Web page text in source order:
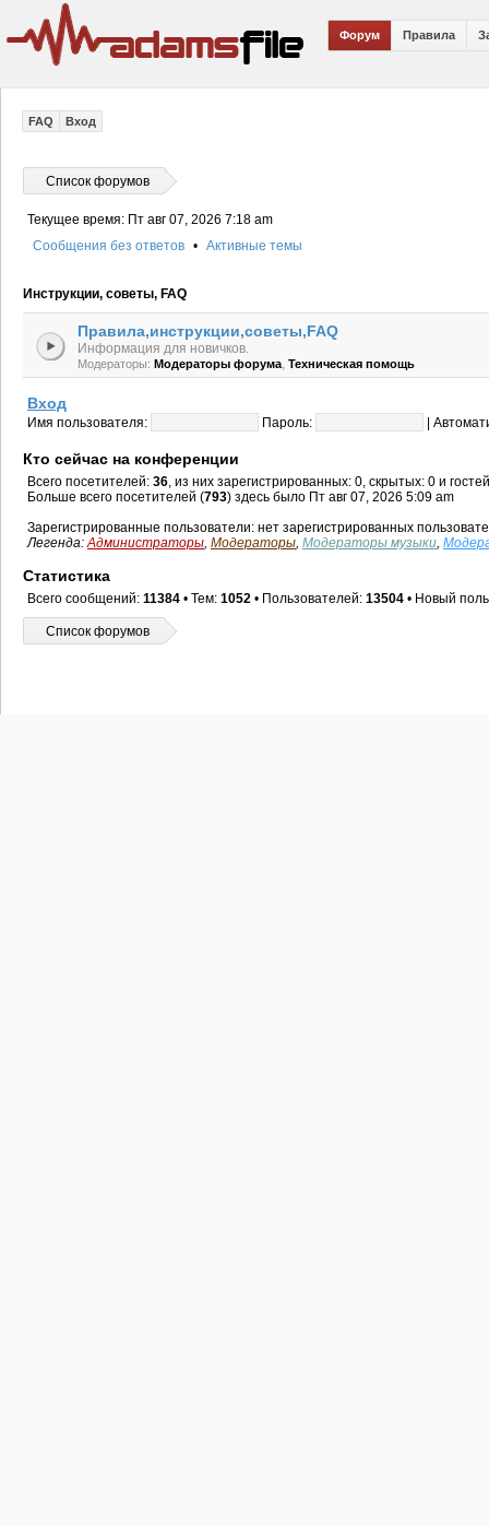
Форум Правила
FAQ Вход
Список форумов
Текущее время: Пт авг 07, 2026 7:18 am
Сообщения без ответов • Активные темы
Инструкции, советы, FAQ
Правила,инструкции,советы,FAQ
Информация для новичков.
Модераторы: Модераторы форума, Техническая помощь
Вход
Имя пользователя: Пароль:
Кто сейчас на конференции
Всего посетителей: 36, из них зарегистрированных: 0, скрытых: 0 и
Больше всего посетителей (793) здесь было Пт авг 07, 2026 5:09 am
Зарегистрированные пользователи: нет зарегистрированных
Легенда:Администраторы, Модераторы, Модераторы музыки,
Статистика
Всего сообщений: 11384 • Тем: 1052 • Пользователей: 13504 • Новый
Список форумов